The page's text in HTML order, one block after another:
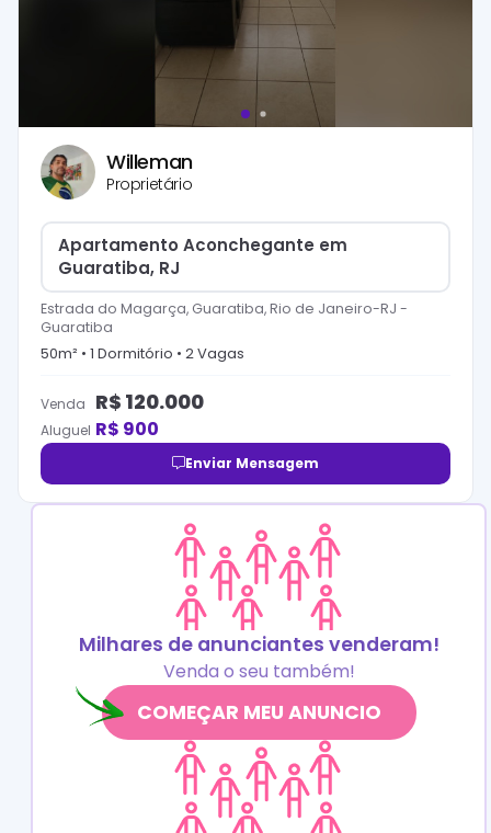
Willeman
Proprietário
Apartamento Aconchegante em
Guaratiba, RJ
Estrada do Magarça, Guaratiba, Rio de Janeiro-RJ -
Guaratiba
50m² • 1 Dormitório • 2Vagas
Venda R$ 120.000
Aluguel R$ 900
Enviar Mensagem
Milhares de anunciantes venderam!
Venda o seu também!
COMEÇAR MEU ANUNCIO